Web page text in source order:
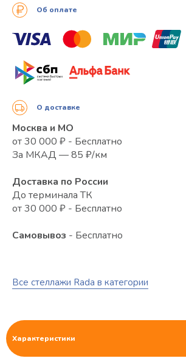
Все стеллажи Rada в категории
Об оплате
О доставке
Москва и МО
от 30 000 ₽ - Бесплатно
За МКАД — 85 ₽/км
Доставка по России
До терминала ТК
от 30 000 ₽ - Бесплатно
Самовывоз - Бесплатно
Характеристики